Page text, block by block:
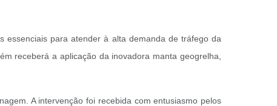
essenciais para atender à alta demanda de tráfego da
receberá a aplicação da inovadora manta geogrelha,
A intervenção foi recebida com entusiasmo pelos